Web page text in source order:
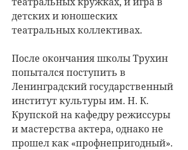
детских и юношеских
театральных коллективах.
После окончания школы Трухин
попытался поступить в
Ленинградский государственный
институт культуры им. Н. К.
Крупской на кафедру режиссуры
и мастерства актера, однако не
прошел как «профнепригодный».